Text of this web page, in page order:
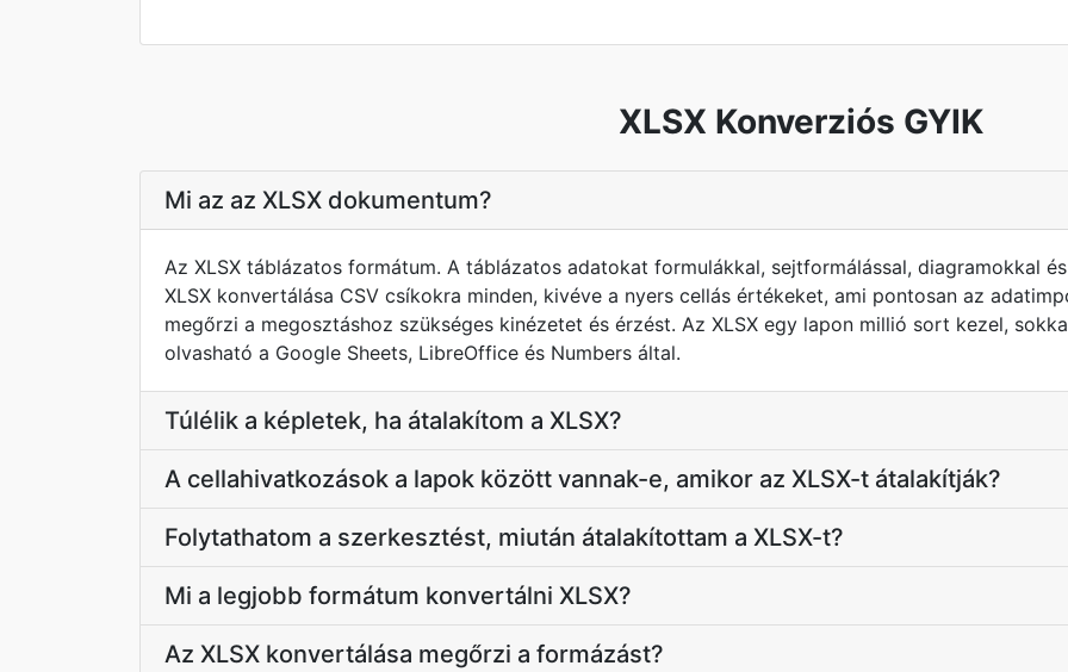
XLSX Konverziós GYIK
Mi az az XLSX dokumentum?
Az XLSX táblázatos formátum. A táblázatos adatokat formulákkal, sejtformálással, diagramokkal
XLSX konvertálása CSV csíkokra minden, kivéve a nyers cellás értékeket, ami pontosan az
megőrzi a megosztáshoz szükséges kinézetet és érzést. Az XLSX egy lapon millió sort kezel,
olvasható a Google Sheets, LibreOffice és Numbers által.
Túlélik a képletek, ha átalakítom a XLSX?
A cellahivatkozások a lapok között vannak-e, amikor az XLSX-t átalakítják?
Folytathatom a szerkesztést, miután átalakítottam a XLSX-t?
Mi a legjobb formátum konvertálni XLSX?
Az XLSX konvertálása megőrzi a formázást?